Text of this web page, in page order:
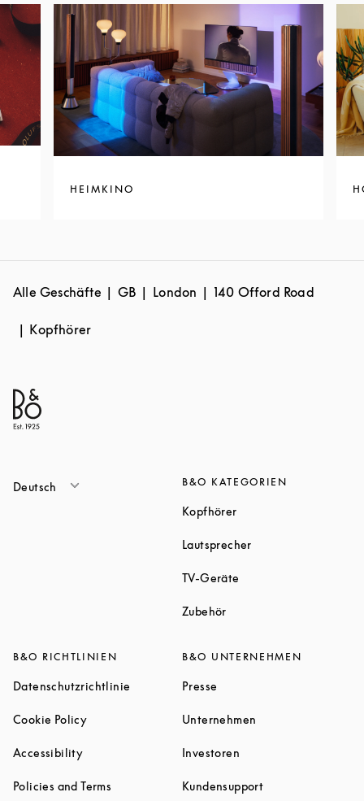
HEIMKINO
Alle Geschäfte GB London 140 Offord Road
Kopfhörer
Deutsch B&O KATEGORIEN
KopfhörerLink Opens in New Tab
LautsprecherLink Opens in New
TV-Geräte
ZubehörLink Opens in New Tab
B&O RICHTLINIEN
Datenschutzrichtlinie Link Opens in New Tab
Cookie PolicyLink Opens in New Tab
AccessibilityLink Opens in New Tab
Policies and Terms Link Opens in New Tab
B&O UNTERNEHMEN
Presse
Unternehmen
Investoren
KundensupportLink Opens in